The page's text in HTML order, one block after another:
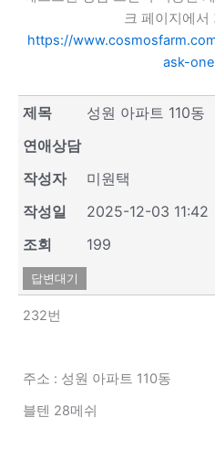
크 페이지에서
https://
ask-
제목
성원 아파트 110동
연애상담
작성자
미원택
작성일
2025-12-03 11:42
조회
199
답변대기
232번
주소 : 성원 아파트 110동
블텐 28메쉬